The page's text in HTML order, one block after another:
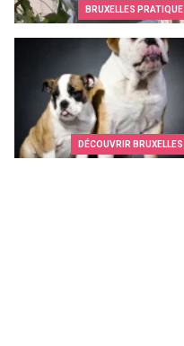
BRUXELLES PRATIQUE
DÉCOUVRIR BRUXELLES
Un animal n'est pas l'autre